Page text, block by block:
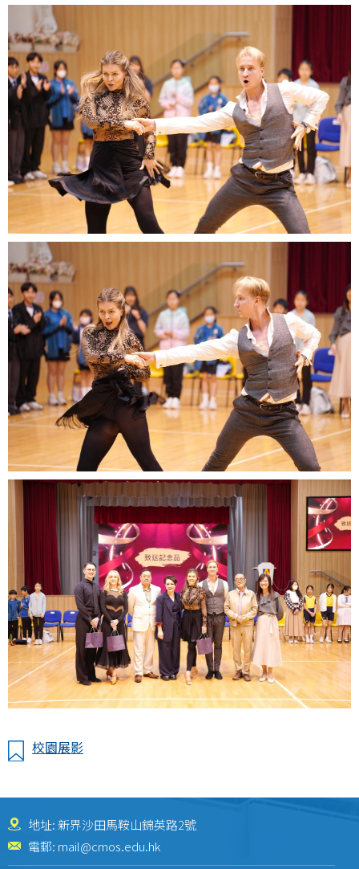
校園展影
地址: 新界沙田馬鞍山錦英路2號
電郵: mail@cmos.edu.hk